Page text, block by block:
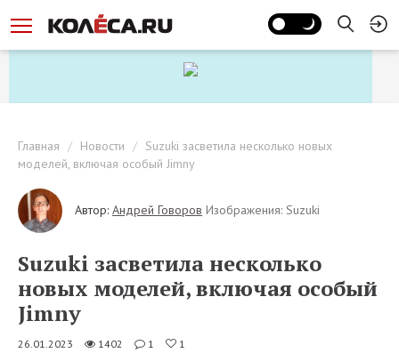
Главная Новости
Suzuki засветила несколько новых
моделей, включая особый Jimny
Автор: Андрей Говоров Изображения: Suzuki
Suzuki засветила несколько
новых моделей, включая особый
Jimny
26.01.2023 1402 1 1